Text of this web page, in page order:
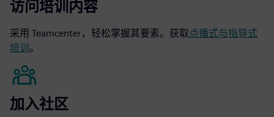
访问培训内容
采用 Teamcenter，轻松掌握其要素。获取点播式与指导式
培训 。
加入社区